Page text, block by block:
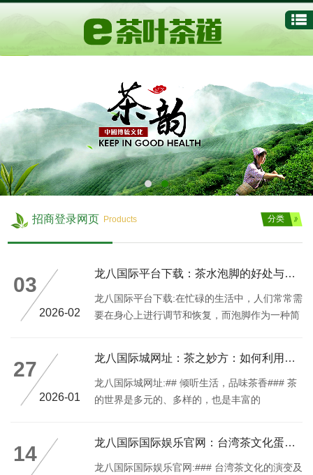
招商登录网页 Products 分类
03
2026-02
龙八国际平台下载：茶水泡脚的好处与坏处：并选择适合自己的泡脚
龙八国际平台下载:在忙碌的生活中，人们常常需
要在身心上进行调节和恢复，而泡脚作为一种简
27
2026-01
龙八国际城网址：茶之妙方：如何利用茶叶提升生活质量？
龙八国际城网址:## 倾听生活，品味茶香### 茶
的世界是多元的、多样的，也是丰富的
14 龙八国际国际娱乐官网：台湾茶文化蛋：寻找历史与现代的交融之处
龙八国际国际娱乐官网:### 台湾茶文化的演变及